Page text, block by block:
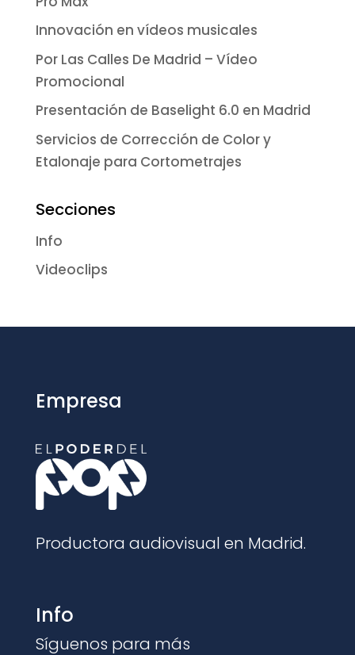
Innovación en vídeos musicales
Por Las Calles De Madrid – Vídeo
Promocional
Presentación de Baselight 6.0 en Madrid
Servicios de Corrección de Color y
Etalonaje para Cortometrajes
Secciones
Info
Videoclips
Empresa
Productora audiovisual en Madrid.
Info
Síguenos para más